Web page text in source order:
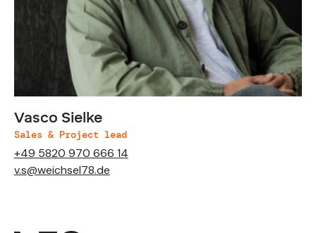
Vasco Sielke
Sales & Project lead
+49 5820 970 666 14
v.s@weichsel78.de